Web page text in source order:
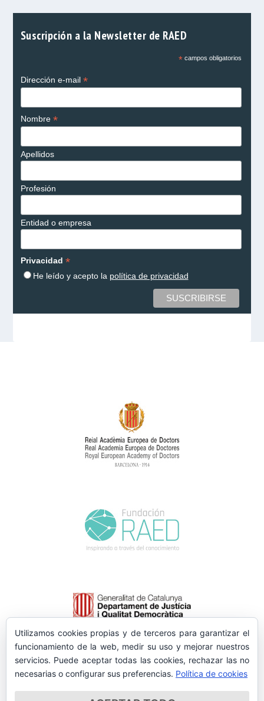
Suscripción a la Newsletter de RAED
*campos obligatorios
Dirección e-mail *
Nombre *
Apellidos
Profesión
Entidad o empresa
Privacidad *
He leído y acepto la política de privacidad
Utilizamos cookies propias y de terceros para garantizar el
funcionamiento de la web, medir su uso y mejorar nuestros
servicios. Puede aceptar todas las cookies, rechazar las no
necesarias o configurar sus preferencias. Política de cookies